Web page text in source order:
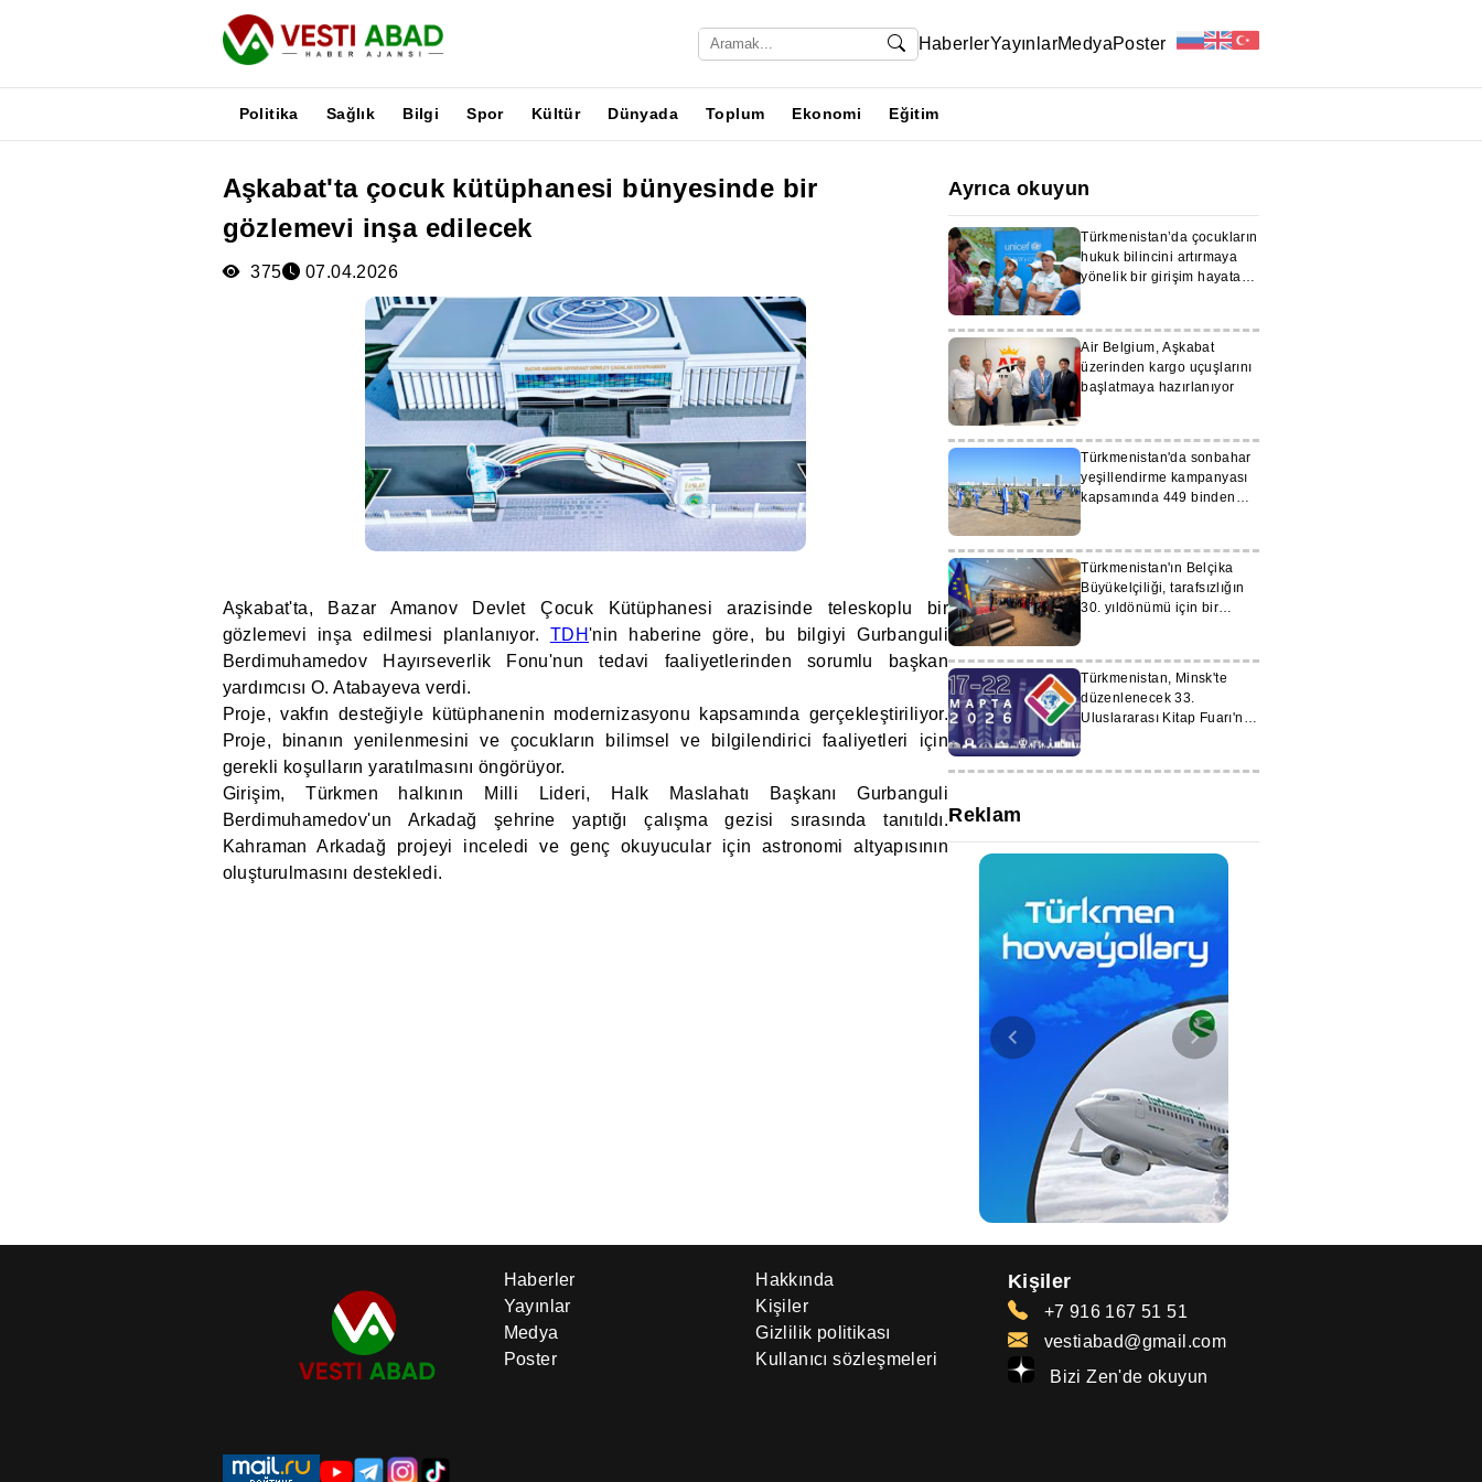
HaberlerYayınlarMedyaPoster
Politika Sağlık Bilgi Spor Kültür Dünyada Toplum Ekonomi Eğitim
Aşkabat'ta çocuk kütüphanesi bünyesinde bir
gözlemevi inşa edilecek
375 07.04.2026
Aşkabat'ta, Bazar Amanov Devlet Çocuk Kütüphanesi arazisinde teleskoplu bir
gözlemevi inşa edilmesi planlanıyor. TDH'nin haberine göre, bu bilgiyi Gurbanguli
Berdimuhamedov Hayırseverlik Fonu'nun tedavi faaliyetlerinden sorumlu başkan
yardımcısı O. Atabayeva verdi.
Proje, vakfın desteğiyle kütüphanenin modernizasyonu kapsamında gerçekleştiriliyor.
Proje, binanın yenilenmesini ve çocukların bilimsel ve bilgilendirici faaliyetleri için
gerekli koşulların yaratılmasını öngörüyor.
Girişim, Türkmen halkının Milli Lideri, Halk Maslahatı Başkanı Gurbanguli
Berdimuhamedov'un Arkadağ şehrine yaptığı çalışma gezisi sırasında tanıtıldı.
Kahraman Arkadağ projeyi inceledi ve genç okuyucular için astronomi altyapısının
oluşturulmasını destekledi.
Ayrıca okuyun
Türkmenistan’da çocukların
hukuk bilincini artırmaya
yönelik bir girişim hayata
Air Belgium, Aşkabat
üzerinden kargo uçuşlarını
başlatmaya hazırlanıyor
Türkmenistan'da sonbahar
yeşillendirme kampanyası
kapsamında 449 binden
Türkmenistan'ın Belçika
Büyükelçiliği, tarafsızlığın
30. yıldönümü için bir
Türkmenistan, Minsk'te
düzenlenecek 33.
Uluslararası Kitap Fuarı'nda
Reklam
Haberler
Yayınlar
Medya
Poster
Hakkında
Kişiler
Gizlilik politikası
Kullanıcı sözleşmeleri
Kişiler
+7 916 167 51 51
vestiabad@gmail.com
Bizi Zen'de okuyun